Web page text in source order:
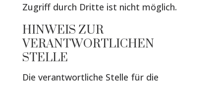
Zugriff durch Dritte ist nicht möglich.
HINWEIS ZUR
VERANTWORTLICHEN
STELLE
Die verantwortliche Stelle für die